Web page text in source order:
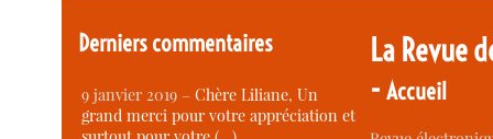
Derniers commentaires
9 janvier 2019 –Chère Liliane, Un
grand merci pour votre appréciation et
La Revue
-Accueil